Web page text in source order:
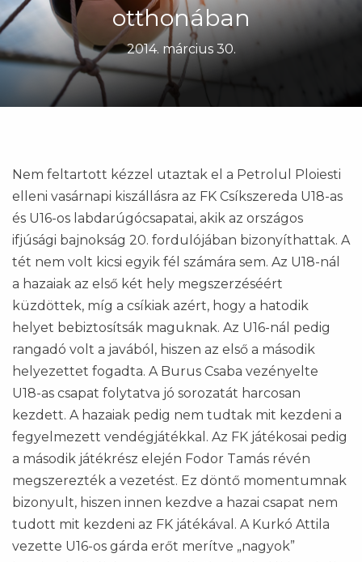
otthonában
2014. március 30.
Nem feltartott kézzel utaztak el a Petrolul Ploiesti
elleni vasárnapi kiszállásra az FK Csíkszereda U18-as
és U16-os labdarúgócsapatai, akik az országos
ifjúsági bajnokság 20. fordulójában bizonyíthattak. A
tét nem volt kicsi egyik fél számára sem. Az U18-nál
a hazaiak az első két hely megszerzéséért
küzdöttek, míg a csíkiak azért, hogy a hatodik
helyet bebiztosítsák maguknak. Az U16-nál pedig
rangadó volt a javából, hiszen az első a második
helyezettet fogadta. A Burus Csaba vezényelte
U18-as csapat folytatva jó sorozatát harcosan
kezdett. A hazaiak pedig nem tudtak mit kezdeni a
fegyelmezett vendégjátékkal. Az FK játékosai pedig
a második játékrész elején Fodor Tamás révén
megszerezték a vezetést. Ez döntő momentumnak
bizonyult, hiszen innen kezdve a hazai csapat nem
tudott mit kezdeni az FK játékával. A Kurkó Attila
vezette U16-os gárda erőt merítve „nagyok”